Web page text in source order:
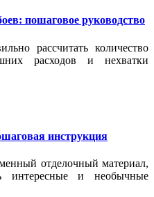
пошаговое руководство
рассчитать количество
расходов и нехватки
инструкция
отделочный материал,
интересные и необычные